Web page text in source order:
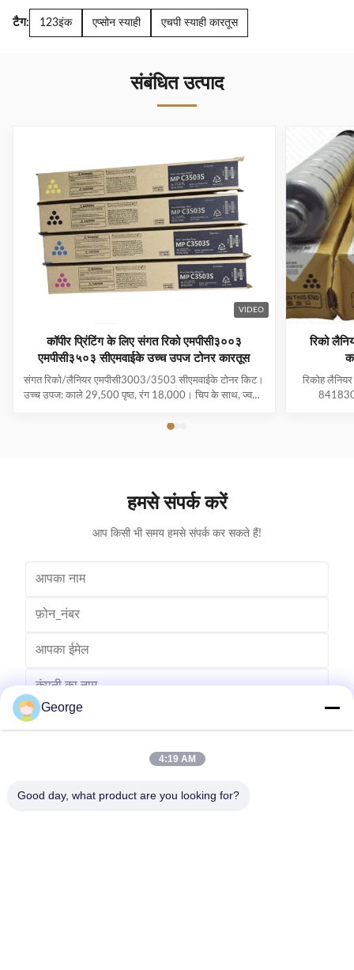
टैग: 123इंक एप्सोन स्याही एचपी स्याही कारतूस
संबंधित उत्पाद
VIDEO
कॉपीर प्रिंटिंग के लिए संगत रिको एमपीसी३००३
एमपीसी३५०३ सीएमवाईके उच्च उपज टोनर कारतूस
संगत रिको/लैनियर एमपीसी3003/3503 सीएमवाईके टोनर किट।
उच्च उपज: काले 29,500 पृष्ठ, रंग 18,000। चिप के साथ, ज्वलंत
रिको
रिकोह
841830
हमसे संपर्क करें
आप किसी भी समय हमसे संपर्क कर सकते हैं!
George
4:19 AM
Good day, what product are you looking for?